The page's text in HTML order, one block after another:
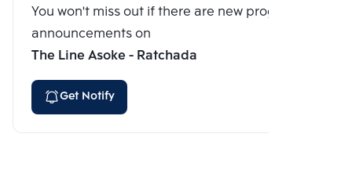
You won't miss out if there are new program
announcements on
The Line Asoke - Ratchada
Get Notify